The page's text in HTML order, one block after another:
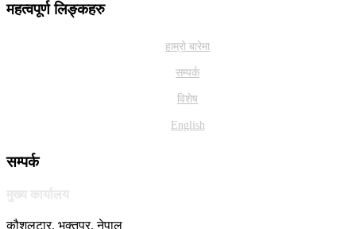
महत्वपूर्ण लिङ्कहरु
हाम्राे बारेमा
सम्पर्क
विशेष
English
सम्पर्क
मुख्य कार्यालय
कौशलटार, भक्तपुर, नेपाल